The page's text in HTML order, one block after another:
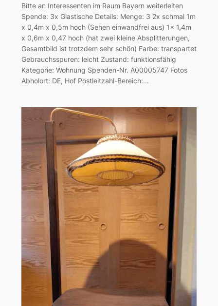
Bitte an Interessenten im Raum Bayern weiterleiten
Spende: 3x Glastische Details: Menge: 3 2x schmal 1m
x 0,4m x 0,5m hoch (Sehen einwandfrei aus) 1x 1,4m
x 0,6m x 0,47 hoch (hat zwei kleine Absplitterungen,
Gesamtbild ist trotzdem sehr schön) Farbe: transpartet
Gebrauchsspuren: leicht Zustand: funktionsfähig
Kategorie: Wohnung Spenden-Nr. A00005747 Fotos
Abholort: DE, Hof Postleitzahl-Bereich:…